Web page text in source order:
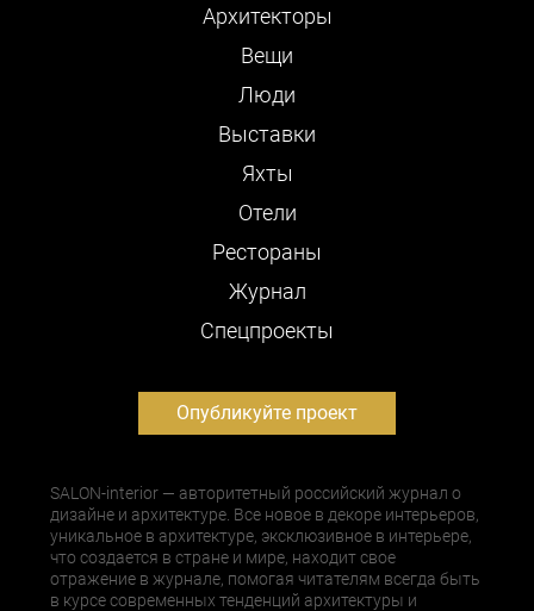
Архитекторы
Вещи
Люди
Выставки
Яхты
Отели
Рестораны
Журнал
Cпецпроекты
Опубликуйте проект
SALON-interior — авторитетный российский журнал о
дизайне и архитектуре. Все новое в декоре интерьеров,
уникальное в архитектуре, эксклюзивное в интерьере,
что создается в стране и мире, находит свое
отражение в журнале, помогая читателям всегда быть
в курсе современных тенденций архитектуры и